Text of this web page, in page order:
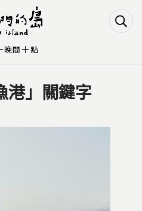
Navigation
content
港」關鍵字
晚間十點